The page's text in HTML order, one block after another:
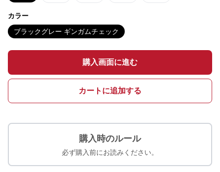
カラー
ブラックグレー ギンガムチェック
購入画面に進む
カートに追加する
購入時のルール
必ず購入前にお読みください。